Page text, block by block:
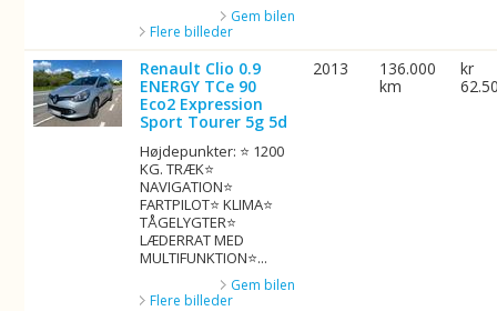
Gem bilen
Flere billeder
Renault Clio 0.9
ENERGY TCe 90
Eco2 Expression
Sport Tourer 5g 5d
Højdepunkter: ⭐ 1200
KG. TRÆK⭐
NAVIGATION⭐
FARTPILOT⭐ KLIMA⭐
TÅGELYGTER⭐
LÆDERRAT MED
MULTIFUNKTION⭐...
Gem bilen
Flere billeder
2013
136.000
km
kr